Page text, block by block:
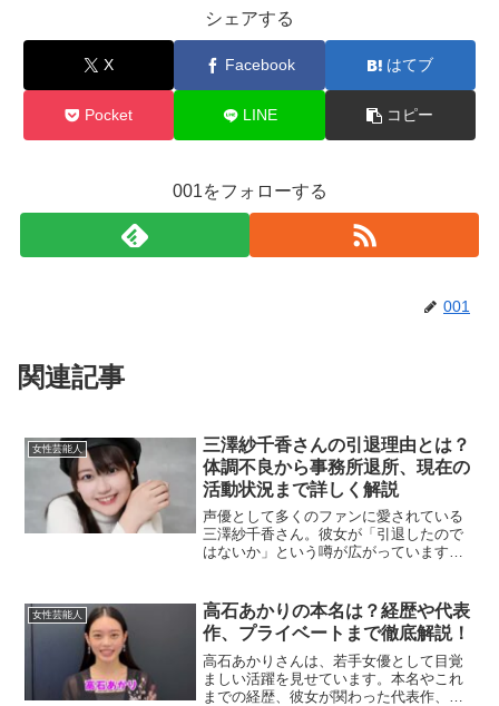
シェアする
X Facebook はてブ
Pocket LINE コピー
001をフォローする
001
関連記事
女性芸能人
三澤紗千香さんの引退理由とは？
体調不良から事務所退所、現在の
活動状況まで詳しく解説
声優として多くのファンに愛されている
三澤紗千香さん。彼女が「引退したので
はないか」という噂が広がっています
や事務所退所の経緯、そして現在の活動
状況について詳しく解説します...
女性芸能人
高石あかりの本名は？経歴や代表
作、プライベートまで徹底解説！
高石あかりさんは、若手女優として目覚
ましい活躍を見せています。本名やこれ
までの経歴、彼女が関わった代表作、さ